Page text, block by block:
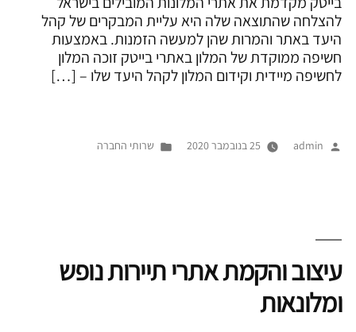
להצלחה שהתוצאה שלה היא עליית המבקרים של קהל
היעד באתר והמרות שהן למעשה הזמנות. באמצעות
חשיפה ממוקדת של המלון באתרי בייטק זוכה המלון
לחשיפה מיידית וקידום המלון לקהל היעד שלו – […]
פורסם
admin 25 בנובמבר 2020
Posted
שרותי החברה
עיצוב והקמת אתרי תיירות נופש
ומלונאות